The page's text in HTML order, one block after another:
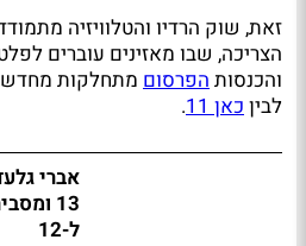
זאת, שוק הרדיו והטלוויזיה
הצריכה, שבו מאזינים עוברים
והכנסותהפרסום מתחלקות מחדש
לביןכאן 11 .
אברי
13
ל-12